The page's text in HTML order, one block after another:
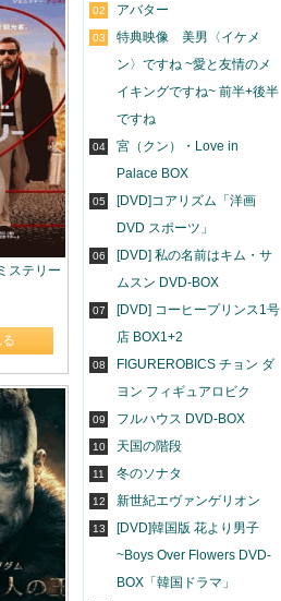
ステリー
02 アバター
03
特典映像 美男〈イケメ
ン〉ですね ~愛と友情のメ
イキングですね~ 前半+後半
ですね
04
宮（クン）・Love in
Palace BOX
05
[DVD]コアリズム「洋画
DVD スポーツ」
06
[DVD] 私の名前はキム・サ
ムスン DVD-BOX
07
[DVD] コーヒープリンス1号
店 BOX1+2
08
FIGUREROBICS チョン ダ
ヨン フィギュアロビク
09 フルハウス DVD-BOX
10 天国の階段
11 冬のソナタ
12 新世紀エヴァンゲリオン
13
[DVD]韓国版 花より男子
~Boys Over Flowers DVD-
BOX「韓国ドラマ」